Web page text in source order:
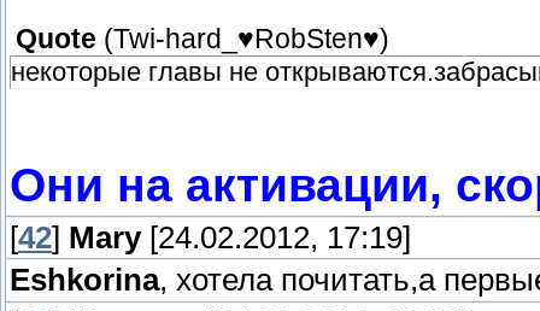
Quote (Twi-hard_♥RobSten♥)
некоторые главы не
Они на активации,
[42] Mary[24.02.2012, 17:19]
Eshkorina, хотела почитать,а